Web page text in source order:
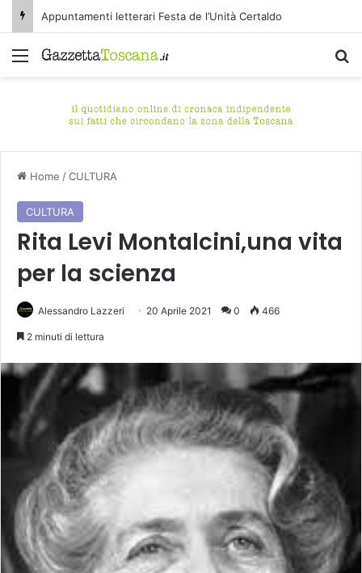
Appuntamenti letterari Festa de l’Unità Certaldo
Menu
Home /CULTURA
CULTURA
Rita Levi Montalcini,una vita
per la scienza
Alessandro Lazzeri 20 Aprile 2021 0 466
2 minuti di lettura